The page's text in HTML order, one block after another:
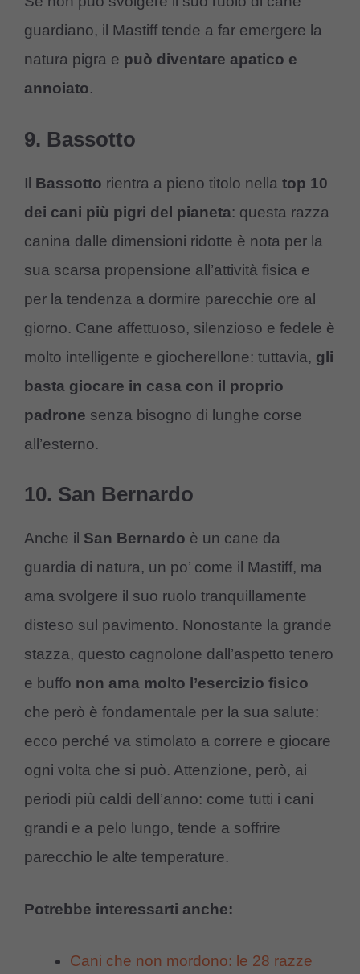
guardiano, il Mastiff tende a far emergere la
natura pigra e può diventare apatico e
annoiato.
9. Bassotto
Il Bassotto rientra a pieno titolo nella top 10
dei cani più pigri del pianeta: questa razza
canina dalle dimensioni ridotte è nota per la
sua scarsa propensione all’attività fisica e
per la tendenza a dormire parecchie ore al
giorno. Cane affettuoso, silenzioso e fedele è
molto intelligente e giocherellone: tuttavia, gli
basta giocare in casa con il proprio
padrone senza bisogno di lunghe corse
all’esterno.
10. San Bernardo
Anche il San Bernardo è un cane da
guardia di natura, un po’ come il Mastiff, ma
ama svolgere il suo ruolo tranquillamente
disteso sul pavimento. Nonostante la grande
stazza, questo cagnolone dall’aspetto tenero
e buffo non ama molto l’esercizio fisico
che però è fondamentale per la sua salute:
ecco perché va stimolato a correre e giocare
ogni volta che si può. Attenzione, però, ai
periodi più caldi dell’anno: come tutti i cani
grandi e a pelo lungo, tende a soffrire
parecchio le alte temperature.
Potrebbe interessarti anche:
Cani che non mordono: le 28 razze